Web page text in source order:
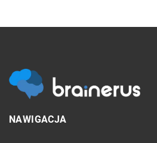
NAWIGACJA